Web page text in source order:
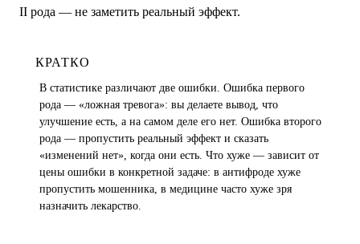
II рода — не заметить реальный эффект.
КРАТКО
В статистике различают две ошибки. Ошибка первого
рода — «ложная тревога»: вы делаете вывод, что
улучшение есть, а на самом деле его нет. Ошибка второго
рода — пропустить реальный эффект и сказать
«изменений нет», когда они есть. Что хуже — зависит от
цены ошибки в конкретной задаче: в антифроде хуже
пропустить мошенника, в медицине часто хуже зря
назначить лекарство.